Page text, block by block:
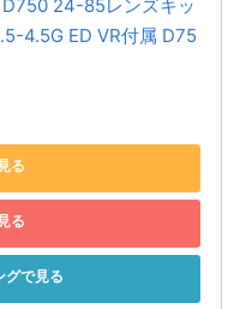
24-85レンズキッ
4.5G ED VR付属 D75
る
る
グで見る